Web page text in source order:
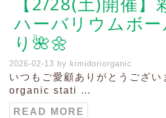
ハーバリウムボー
り🌺🌼
2026-02-13 by kimidoriorganic
いつもご愛顧ありがとうござ
organic stati …
READ MORE